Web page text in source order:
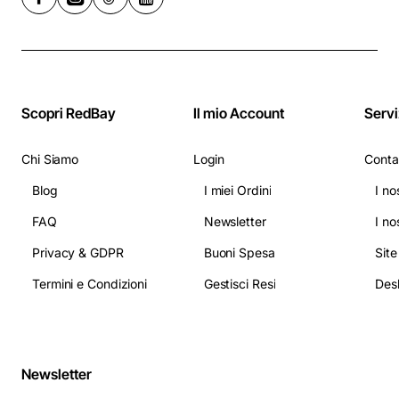
Scopri RedBay
Chi Siamo
Blog
FAQ
Privacy & GDPR
Termini e Condizioni
Il mio Account
Login
I miei Ordini
Newsletter
Buoni Spesa
Gestisci Resi
I
I
Newsletter